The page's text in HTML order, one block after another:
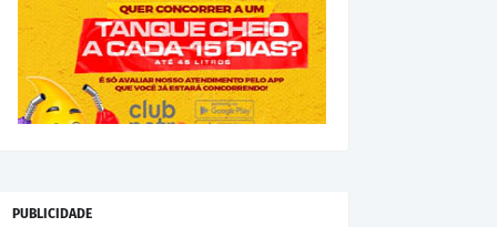
PUBLICIDADE